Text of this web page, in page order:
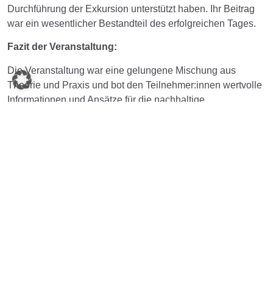
Durchführung der Exkursion unterstützt haben. Ihr Beitrag
war ein wesentlicher Bestandteil des erfolgreichen Tages.
Fazit der Veranstaltung:
Die Veranstaltung war eine gelungene Mischung aus
Theorie und Praxis und bot den Teilnehmer:innen wertvolle
Informationen und Ansätze für die nachhaltige